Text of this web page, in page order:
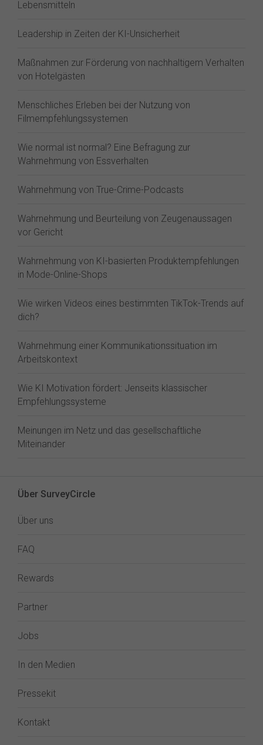
Lebensmitteln
Leadership in Zeiten der KI-Unsicherheit
Maßnahmen zur Förderung von nachhaltigem Verhalten
von Hotelgästen
Menschliches Erleben bei der Nutzung von
Filmempfehlungssystemen
Wie normal ist normal? Eine Befragung zur
Wahrnehmung von Essverhalten
Wahrnehmung von True-Crime-Podcasts
Wahrnehmung und Beurteilung von Zeugenaussagen
vor Gericht
Wahrnehmung von KI-basierten Produktempfehlungen
in Mode-Online-Shops
Wie wirken Videos eines bestimmten TikTok-Trends auf
dich?
Wahrnehmung einer Kommunikationssituation im
Arbeitskontext
Wie KI Motivation fördert: Jenseits klassischer
Empfehlungssysteme
Meinungen im Netz und das gesellschaftliche
Miteinander
Über SurveyCircle
Über uns
FAQ
Rewards
Partner
Jobs
In den Medien
Pressekit
Kontakt